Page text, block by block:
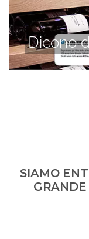
Dicono
SIAMO